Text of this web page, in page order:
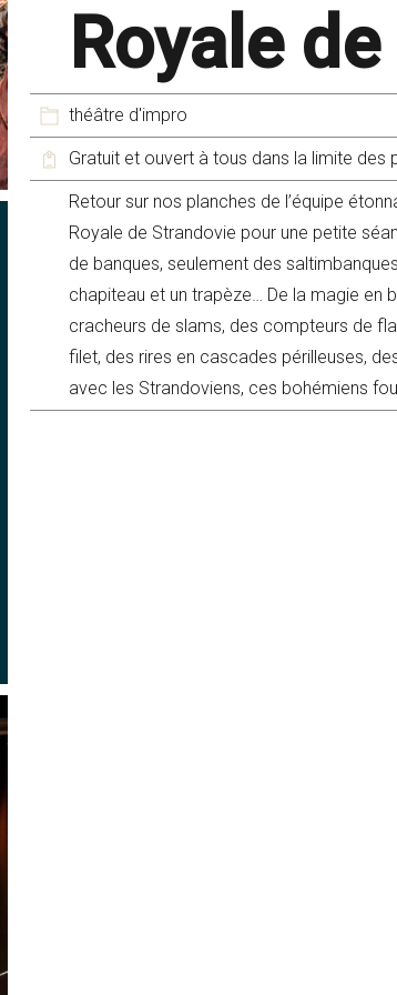
Royale
théâtre d'impro
Gratuit et ouvert à tous dans la limite des
Retour sur nos planches de l’équipe
Royale de Strandovie pour une petite
de banques, seulement des
chapiteau et un trapèze… De la magie en
cracheurs de slams, des compteurs de
filet, des rires en cascades périlleuses,
avec les Strandoviens, ces bohémiens